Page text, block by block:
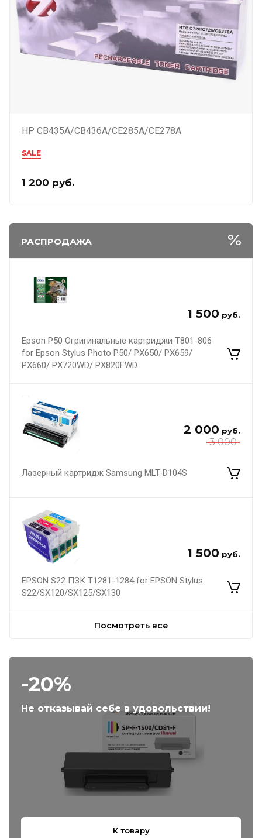
HP CB435A/CB436A/CE285A/CE278A
SALE
1 200 руб.
РАСПРОДАЖА
1 500 руб.
Epson P50 Огригинальные картриджи T801-806
for Epson Stylus Photo P50/ PX650/ PX659/
PX660/ PX720WD/ PX820FWD
3 000
2 000 руб.
Лазерный картридж Samsung MLT-D104S
1 500 руб.
EPSON S22 ПЗК Т1281-1284 for EPSON Stylus
S22/SX120/SX125/SX130
Посмотреть все
-20%
Не отказывай себе в удовольствии!
К товару